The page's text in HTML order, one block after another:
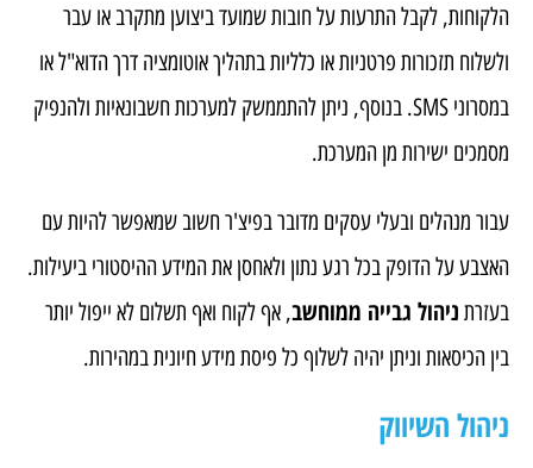
הלקוחות, לקבל התרעות על חובות שמועד ביצוען מתקרב או עבר
ולשלוח תזכורות פרטניות או כלליות בתהליך אוטומציה דרך הדוא"ל או
במסרוני SMS. בנוסף, ניתן להתממשק למערכות חשבונאיות ולהנפיק
מסמכים ישירות מן המערכת.
עבור מנהלים ובעלי עסקים מדובר בפיצ'ר חשוב שמאפשר להיות עם
האצבע על הדופק בכל רגע נתון ולאחסן את המידע ההיסטורי ביעילות.
בעזרת ניהול גבייה ממוחשב, אף לקוח ואף תשלום לא ייפול יותר
בין הכיסאות וניתן יהיה לשלוף כל פיסת מידע חיונית במהירות.
ניהול השיווק